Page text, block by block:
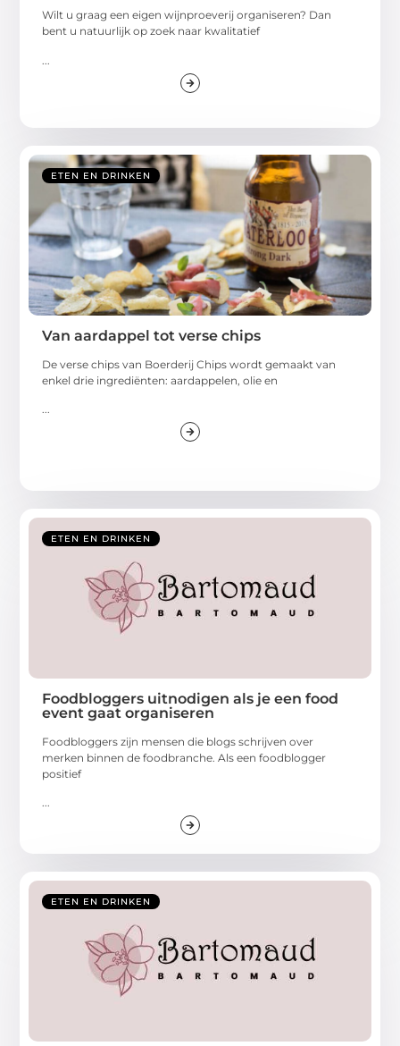
Wilt u graag een eigen wijnproeverij organiseren? Dan
bent u natuurlijk op zoek naar kwalitatief
ETEN EN DRINKEN
Van aardappel tot verse chips
De verse chips van Boerderij Chips wordt gemaakt van
enkel drie ingrediënten: aardappelen, olie en
ETEN EN DRINKEN
Foodbloggers uitnodigen als je een food
event gaat organiseren
Foodbloggers zijn mensen die blogs schrijven over
merken binnen de foodbranche. Als een foodblogger
positief
...
ETEN EN DRINKEN